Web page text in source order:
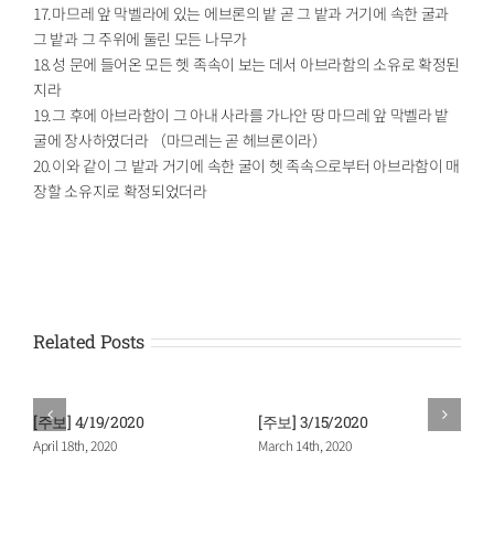
17.마므레 앞 막벨라에 있는 에브론의 밭 곧 그 밭과 거기에 속한 굴과
그 밭과 그 주위에 둘린 모든 나무가
18.성 문에 들어온 모든 헷 족속이 보는 데서 아브라함의 소유로 확정된
지라
19.그 후에 아브라함이 그 아내 사라를 가나안 땅 마므레 앞 막벨라 밭
굴에 장사하였더라 （마므레는 곧 헤브론이라）
20.이와 같이 그 밭과 거기에 속한 굴이 헷 족속으로부터 아브라함이 매
장할 소유지로 확정되었더라
Related Posts
[주보] 4/19/2020
April 18th, 2020
[주보] 3/15/2020
March 14th, 2020